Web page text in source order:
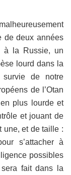
de deux années
à la Russie, un
lourd dans la
de notre
de l’Otan
plus lourde et
et jouant de
une, et de taille :
s’attacher à
possibles
fait dans la